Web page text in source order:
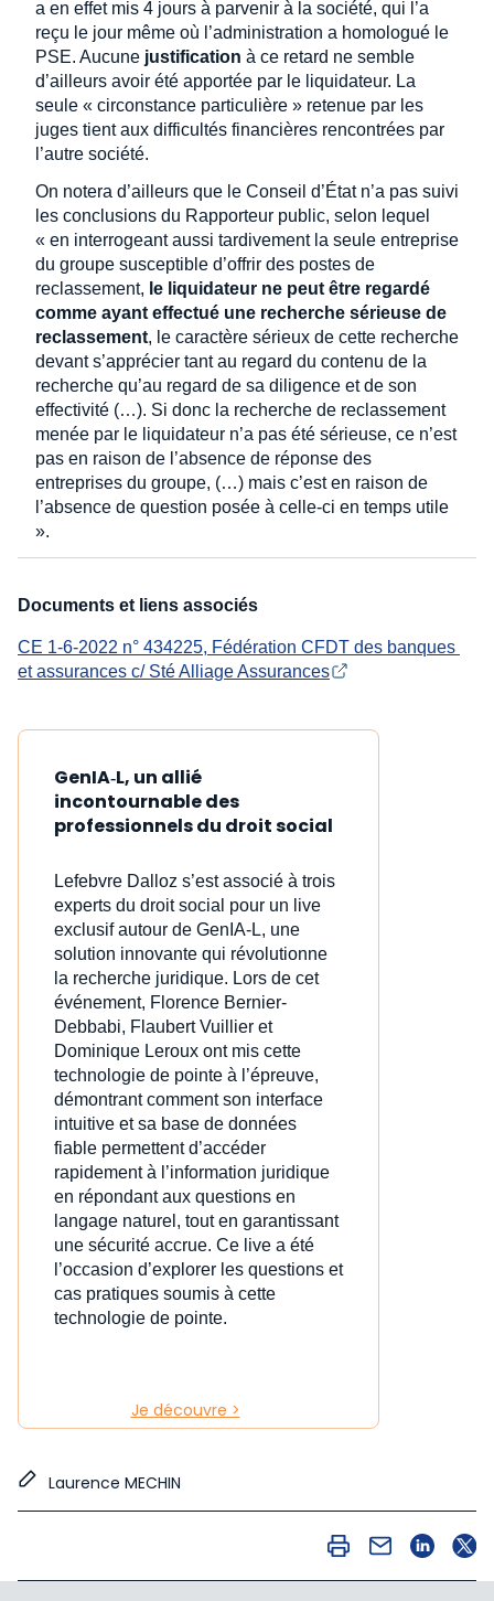
a en effet mis 4 jours à parvenir à la société, qui l’a
reçu le jour même où l’administration a homologué le
PSE. Aucune justification à ce retard ne semble
d’ailleurs avoir été apportée par le liquidateur. La
seule « circonstance particulière » retenue par les
juges tient aux difficultés financières rencontrées par
l’autre société.
On notera d’ailleurs que le Conseil d’État n’a pas suivi
les conclusions du Rapporteur public, selon lequel
« en interrogeant aussi tardivement la seule entreprise
du groupe susceptible d’offrir des postes de
reclassement, le liquidateur ne peut être regardé
comme ayant effectué une recherche sérieuse de
reclassement, le caractère sérieux de cette recherche
devant s’apprécier tant au regard du contenu de la
recherche qu’au regard de sa diligence et de son
effectivité (…). Si donc la recherche de reclassement
menée par le liquidateur n’a pas été sérieuse, ce n’est
pas en raison de l’absence de réponse des
entreprises du groupe, (…) mais c’est en raison de
l’absence de question posée à celle-ci en temps utile
».
Documents et liens associés
CE 1-6-2022 n° 434225, Fédération CFDT des banques
et assurances c/ Sté Alliage Assurances
GenIA‑L, un allié
incontournable des
professionnels du droit social
Lefebvre Dalloz s’est associé à trois
experts du droit social pour un live
exclusif autour de GenIA‑L, une
solution innovante qui révolutionne
la recherche juridique. Lors de cet
événement, Florence Bernier-
Debbabi, Flaubert Vuillier et
Dominique Leroux ont mis cette
technologie de pointe à l’épreuve,
démontrant comment son interface
intuitive et sa base de données
fiable permettent d’accéder
rapidement à l’information juridique
en répondant aux questions en
langage naturel, tout en garantissant
une sécurité accrue. Ce live a été
l’occasion d’explorer les questions et
cas pratiques soumis à cette
technologie de pointe.
Je découvre >
Laurence MECHIN